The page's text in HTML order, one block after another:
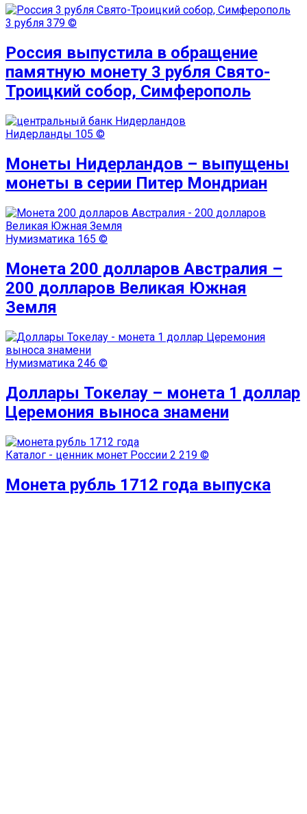
3 рубля 379 ©
Россия выпустила в обращение
памятную монету 3 рубля Свято-
Троицкий собор, Симферополь
Нидерланды 105 ©
Монеты Нидерландов – выпущены
монеты в серии Питер Мондриан
Нумизматика 165 ©
Монета 200 долларов Австралия –
200 долларов Великая Южная
Земля
Нумизматика 246 ©
Доллары Токелау – монета 1 доллар
Церемония выноса знамени
Каталог - ценник монет России 2 219 ©
Монета рубль 1712 года выпуска